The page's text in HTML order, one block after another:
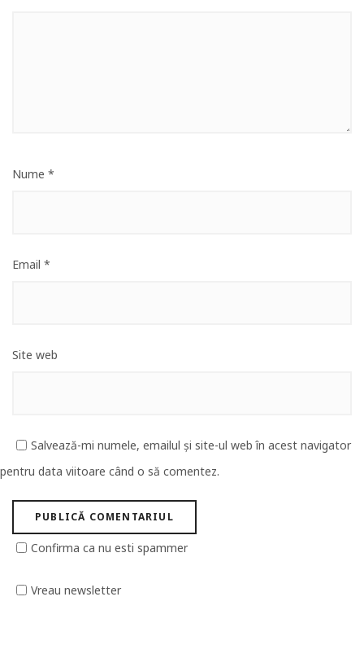
Nume *
Email *
Site web
Salvează-mi numele, emailul și site-ul web în acest navigator
pentru data viitoare când o să comentez.
Confirma ca nu esti spammer
Vreau newsletter